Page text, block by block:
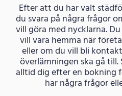
Efter att du har valt
du svara på några frågor
vill göra med nycklarna.
vill vara hemma när
eller om du vill bli
överlämningen ska gå
alltid dig efter en bokning
har några frågor